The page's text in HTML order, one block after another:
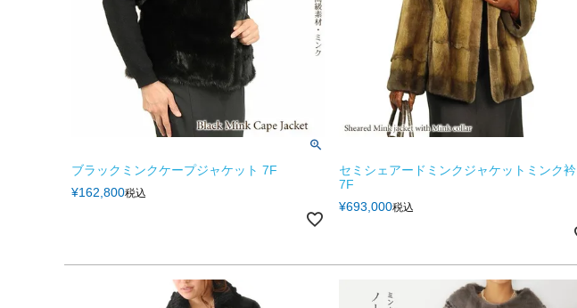
ブラックミンクケープジャケット 7F
¥162,800税込
セミシェアードミンクジャケットミンク衿
7F
¥693,000税込